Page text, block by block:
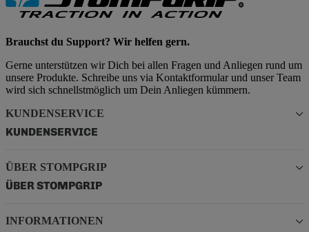
Brauchst du Support? Wir helfen gern.
Gerne unterstützen wir Dich bei allen Fragen und Anliegen rund um
unsere Produkte. Schreibe uns via Kontaktformular und unser Team
wird sich schnellstmöglich um Dein Anliegen kümmern.
KUNDENSERVICE
KUNDENSERVICE
ÜBER STOMPGRIP
ÜBER STOMPGRIP
INFORMATIONEN